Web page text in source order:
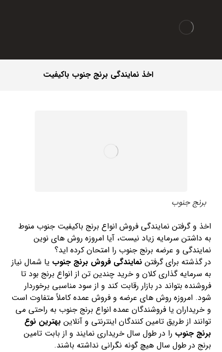
اخذ نمایندگی برنج جنوب باکیفیت
برنج جنوب
اخذ و گرفتن نمایندگی فروش انواع برنج باکیفیت جنوب منوط
به داشتن سرمایه زیاد نیست، آیا امروزه روش های نوین
نمایندگی و عرضه برنج جنوب را امتحان کرده اید؟
در گذشته برای گرفتن نمایندگی فروش برنج جنوب یا شمال نیاز
به سرمایه گذاری کلان و خرید چندین تن از انواع برنج بود تا
فروشنده بتواند در بازار رقابت کند و از سود مناسبی برخوردار
شود. امروزه روش های عرضه و فروش عمده کاملاً متفاوت است
و خریداران یا فروشندگان عمده انواع برنج جنوب به راحتی می
توانند از طریق تامین کنندگان اینترنتی و آنلاین بهترین نوع
برنج جنوب را در طول سال خریداری نمایند و از بابت تامین
برنج در طول سال هیچ گونه نگرانی نداشته باشند.